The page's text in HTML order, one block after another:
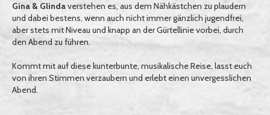
Gina & Glindaverstehen es, aus dem Nähkästchen zu plaudern
und dabei bestens, wenn auch nicht immer gänzlich jugendfrei,
aber stets mit Niveau und knapp an der Gürtellinie vorbei, durch
den Abend zu führen.
Kommt mit auf diese kunterbunte, musikalische Reise, lasst euch
von ihren Stimmen verzaubern und erlebt einen unvergesslichen
Abend.